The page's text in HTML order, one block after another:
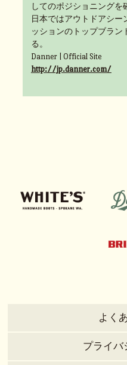
してのポジショニングを
日本ではアウトドアシー
ッションのトップブラン
る。
Danner | Official Site
http://jp.danner.com/
よく
プライバ